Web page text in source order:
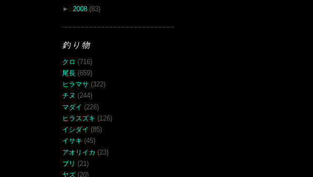
► 2008 (83)
釣り物
クロ (716)
尾長 (659)
ヒラマサ (322)
チヌ (244)
マダイ (226)
ヒラスズキ (126)
イシダイ (85)
イサキ (45)
アオリイカ (23)
ブリ (21)
ヤズ (20)